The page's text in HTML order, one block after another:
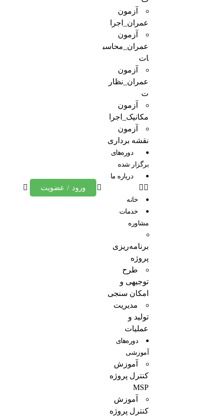
آزمون
عمران_اجرا
آزمون
عمران_محاسب
ات
آزمون
عمران_نظار
ت
آزمون
مکانیک_اجرا
آزمون
نقشه برداری
دوره‌های
برگزار شده
درباره ما
خانه
خدمات
مشاوره
برنامه‌ریزی
پروژه
طرح
توجیهی و
امکان سنجی
مدیریت
تولید و
عملیات
دوره‌های
آموزشی
آموزش
کنترل پروژه
MSP
آموزش
کنترل پروژه
ورود / عضویت